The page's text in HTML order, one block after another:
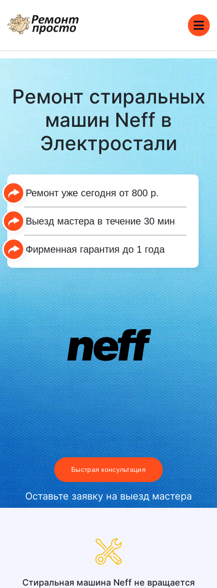
Ремонт стиральных
машин Neff в
Электростали
Ремонт уже сегодня от 800 р.
Выезд мастера в течение 30 мин
Фирменная гарантия до 1 года
Быстрая консультация
Оставьте заявку на выезд мастера
Стиральная машина Neff не вращается